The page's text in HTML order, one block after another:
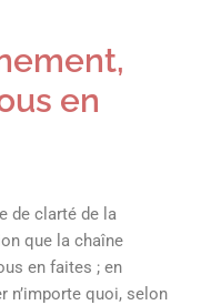
en
de clarté de la
que la chaîne
en faites ; en
n’importe quoi, selon